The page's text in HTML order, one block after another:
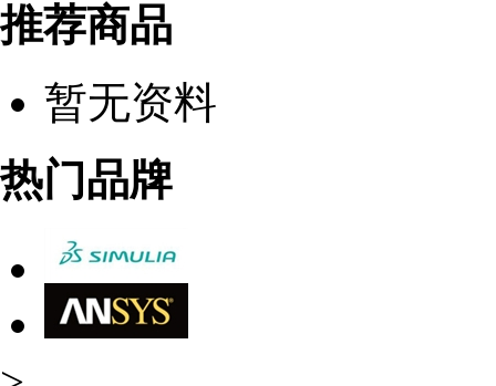
推荐商品
暂无资料
热门品牌